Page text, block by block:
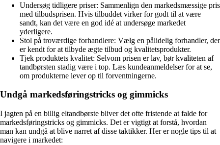
Undersøg tidligere priser: Sammenlign den markedsmæssige pris
med tilbudsprisen. Hvis tilbuddet virker for godt til at være
sandt, kan det være en god idé at undersøge markedet
yderligere.
Stol på troværdige forhandlere: Vælg en pålidelig forhandler, der
er kendt for at tilbyde ægte tilbud og kvalitetsprodukter.
Tjek produktets kvalitet: Selvom prisen er lav, bør kvaliteten af
tandbørsten stadig være i top. Læs kundeanmeldelser for at se,
om produkterne lever op til forventningerne.
Undgå markedsføringstricks og gimmicks
I jagten på en billig eltandbørste bliver det ofte fristende at falde for
markedsføringstricks og gimmicks. Det er vigtigt at forstå, hvordan
man kan undgå at blive narret af disse taktikker. Her er nogle tips til at
navigere i markedet: